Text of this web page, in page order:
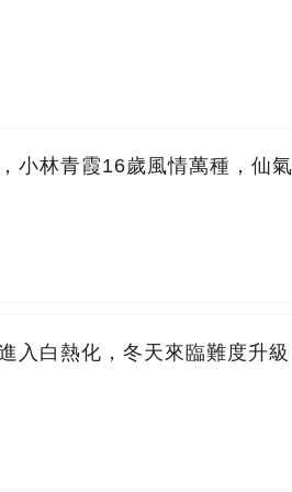
小林青霞16歲風情萬種，仙
入白熱化，冬天來臨難度升